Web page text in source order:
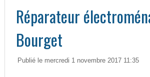
Réparateur
Bourget
Publié le mercredi 1 novembre 2017 11:35